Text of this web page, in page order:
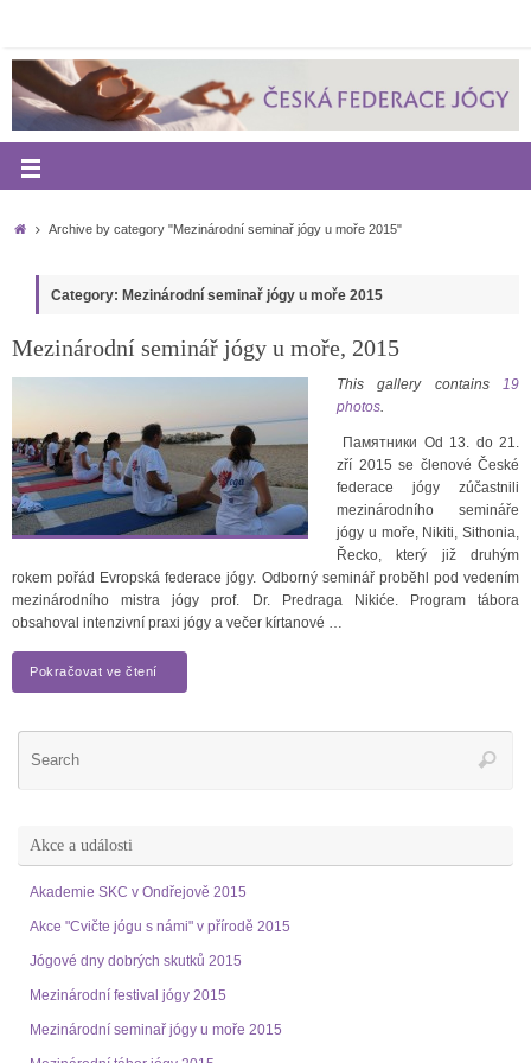
Archive by category "Mezinárodní seminař jógy u moře 2015"
Category: Mezinárodní seminař jógy u moře 2015
Mezinárodní seminář jógy u moře, 2015
This gallery contains 19
photos
Памятники Od 13. do 21.
zří 2015 se členové České
federace jógy zúčastnili
mezinárodního semináře
jógy u moře, Nikiti, Sithonia,
Řecko, který již druhým
rokem pořád Evropská federace jógy. Odborný seminář proběhl pod vedením
mezinárodního mistra jógy prof. Dr. Predraga Nikiće. Program tábora
obsahoval intenzivní praxi jógy a večer kírtanové …
Pokračovat ve čtení
Akce a události
Akademie SKC v Ondřejově 2015
Akce "Cvičte jógu s námi" v přírodě 2015
Jógové dny dobrých skutků 2015
Mezinárodní festival jógy 2015
Mezinárodní seminař jógy u moře 2015